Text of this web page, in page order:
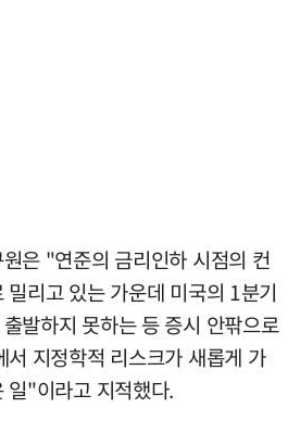
은 "연준의 금리인하 시점의 컨
밀리고 있는 가운데 미국의 1분기
발하지 못하는 등 증시 안팎으로
서 지정학적 리스크가 새롭게 가
일"이라고 지적했다.